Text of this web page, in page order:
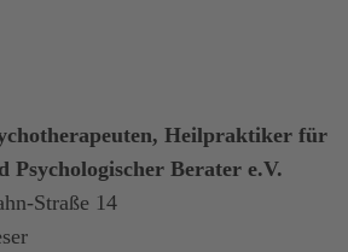
Heilpraktiker für
Psychologischer Berater e.V.
Straße 14